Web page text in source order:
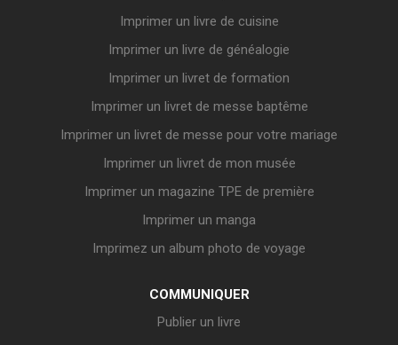
Imprimer un livre de cuisine
Imprimer un livre de généalogie
Imprimer un livret de formation
Imprimer un livret de messe baptême
Imprimer un livret de messe pour votre mariage
Imprimer un livret de mon musée
Imprimer un magazine TPE de première
Imprimer un manga
Imprimez un album photo de voyage
COMMUNIQUER
Publier un livre